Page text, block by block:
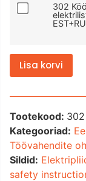
302
EST+RU
Lisa korvi
Tootekood: 302
Kategooriad:
Töövahendite
Sildid:
safety